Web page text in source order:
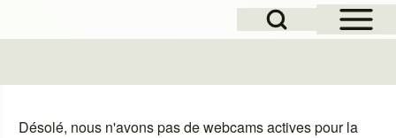
Open Sidebar
Open Search Block
Désolé, nous n'avons pas de webcams actives pour la